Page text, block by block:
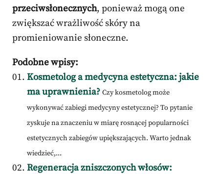
przeciwsłonecznych, ponieważ mogą one
zwiększać wrażliwość skóry na
promieniowanie słoneczne.
Podobne wpisy:
Kosmetolog a medycyna estetyczna: jakie
ma uprawnienia? Czy kosmetolog może
wykonywać zabiegi medycyny estetycznej? To pytanie
zyskuje na znaczeniu w miarę rosnącej popularności
estetycznych zabiegów upiększających. Warto jednak
wiedzieć,...
Regeneracja zniszczonych włosów: